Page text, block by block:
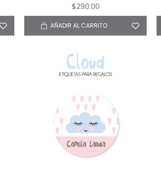
$290.00
AÑADIR AL CARRITO